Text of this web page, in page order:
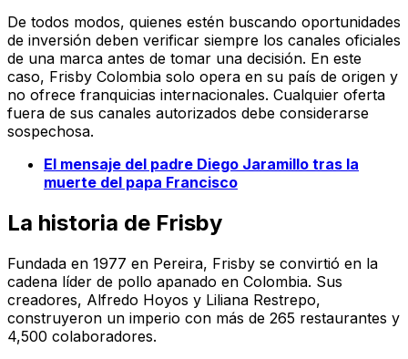
De todos modos, quienes estén buscando oportunidades
de inversión deben verificar siempre los canales oficiales
de una marca antes de tomar una decisión. En este
caso, Frisby Colombia solo opera en su país de origen y
no ofrece franquicias internacionales. Cualquier oferta
fuera de sus canales autorizados debe considerarse
sospechosa.
El mensaje del padre Diego Jaramillo tras la
muerte del papa Francisco
La historia de Frisby
Fundada en 1977 en Pereira, Frisby se convirtió en la
cadena líder de pollo apanado en Colombia. Sus
creadores, Alfredo Hoyos y Liliana Restrepo,
construyeron un imperio con más de 265 restaurantes y
4,500 colaboradores.